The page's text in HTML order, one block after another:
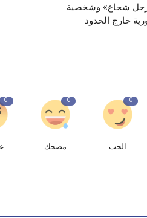
رجل شجاع» وشخصية
خارج الحدود
0
الحب
0
مضحك
0